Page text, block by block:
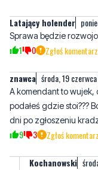
Latający holender
Sprawa będzie
1 0 Zgłoś komentarz
znawca środa, 19
A komendant to wujek,
podałeś gdzie stoi???
dni po zgłoszeniu
9 3 Zgłoś komentarz
Kochanowski